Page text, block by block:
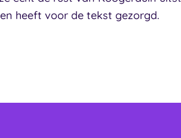
heeft voor de tekst gezorgd.